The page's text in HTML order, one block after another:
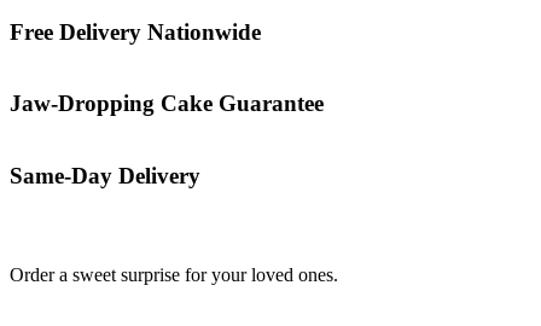
Free Delivery Nationwide
Jaw-Dropping Cake Guarantee
Same-Day Delivery
Order a sweet surprise for your loved ones.